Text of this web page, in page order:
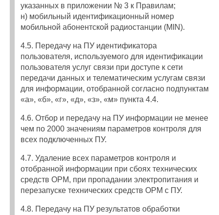
указанных в приложении № 3 к Правилам;
н) мобильный идентификационный номер
мобильной абонентской радиостанции (MIN).
4.5. Передачу на ПУ идентификатора
пользователя, используемого для идентификации
пользователя услуг связи при доступе к сети
передачи данных и телематическим услугам связи
для информации, отобранной согласно подпунктам
«а», «б», «г», «д», «з», «м» пункта 4.4.
4.6. Отбор и передачу на ПУ информации не менее
чем по 2000 значениям параметров контроля для
всех подключенных ПУ.
4.7. Удаление всех параметров контроля и
отобранной информации при сбоях технических
средств ОРМ, при пропадании электропитания и
перезапуске технических средств ОРМ с ПУ.
4.8. Передачу на ПУ результатов обработки